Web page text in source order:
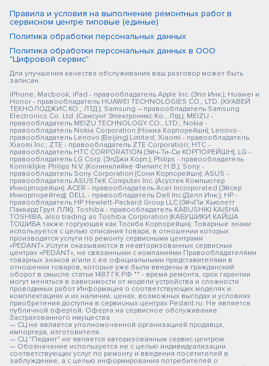
Правила и условия на выполнение ремонтных работ в
сервисном центре типовые (единые)
Политика обработки персональных данных
Политика обработки персональных данных в ООО
"Цифровой сервис"
Для улучшения качества обслуживания ваш разговор может быть
записан
iPhone, Macbook, iPad - правообладатель Apple Inc. (Эпл Инк.); Huawei и
Honor - правообладатель HUAWEI TECHNOLOGIES CO., LTD. (ХУАВЕЙ
ТЕКНОЛОДЖИС КО., ЛТД.); Samsung – правообладатель Samsung
Electronics Co. Ltd. (Самсунг Электроникс Ко., Лтд.); MEIZU -
правообладатель MEIZU TECHNOLOGY CO., LTD.; Nokia -
правообладатель Nokia Corporation (Нокиа Корпорейшн); Lenovo -
правообладатель Lenovo (Beijing) Limited; Xiaomi - правообладатель
Xiaomi Inc.; ZTE - правообладатель ZTE Corporation; HTC -
правообладатель HTC CORPORATION (Эйч-Ти-Си КОРПОРЕЙШН); LG -
правообладатель LG Corp. (ЭлДжи Корп.); Philips - правообладатель
Koninklijke Philips N.V. (Конинклийке Филипс Н.В.); Sony -
правообладатель Sony Corporation (Сони Корпорейшн); ASUS -
правообладатель ASUSTeK Computer Inc. (Асустек Компьютер
Инкорпорейшн); ACER - правообладатель Acer Incorporated (Эйсер
Инкорпорейтед); DELL - правообладатель Dell Inc.(Делл Инк.); HP -
правообладатель HP Hewlett-Packard Group LLC (ЭйчПи Хьюлетт
Паккард Груп ЛЛК); Toshiba - правообладатель KABUSHIKI KAISHA
TOSHIBA, also trading as Toshiba Corporation (КАБУШИКИ КАЙША
ТОШИБА также торгующая как Тосиба Корпорейшн). Товарные знаки
используется с целью описания товара, в отношении которых
производятся услуги по ремонту сервисными центрами
«PEDANT».Услуги оказываются в неавторизованных сервисных
центрах «PEDANT», не связанными с компаниями Правообладателями
товарных знаков и/или с ее официальными представителями в
отношении товаров, которые уже были введены в гражданский
оборот в смысле статьи 1487 ГК РФ ** - время ремонта, срок гарантии
могут меняться в зависимости от модели устройства и сложности
проводимых работ Информация о соответствующих моделях и
комплектациях и их наличии, ценах, возможных выгодах и условиях
приобретения доступна в сервисных центрах Pedant.ru. Не является
публичной офертой. Оферта на сервисное обслуживание
Застрахованного имущества
— СЦ не является уполномоченной организацией продавца,
импортера, изготовителя.
— СЦ "Педант" не является авторизованным сервис центром.
— Обозначение используется не с целью индивидуализации
соответствующих услуг по ремонту и введения посетителей в
заблуждение, а с целью информирования потребителей о